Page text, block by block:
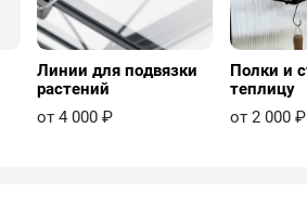
Линии для подвязки
растений
от 4 000 ₽
Полки и
теплицу
от 2 000 ₽